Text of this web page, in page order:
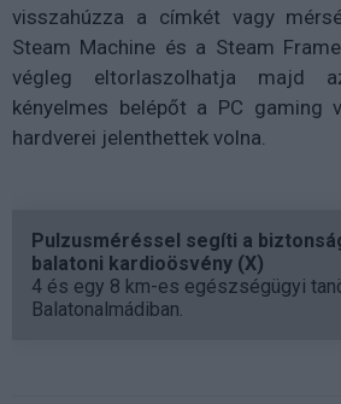
visszahúzza a címkét vagy
Steam Machine és a Steam
végleg eltorlaszolhatja majd
kényelmes belépőt a PC gaming
hardverei jelenthettek volna.
Pulzusméréssel segíti a
balatoni kardioösvény (X)
4 és egy 8 km-es egészségügyi
Balatonalmádiban.